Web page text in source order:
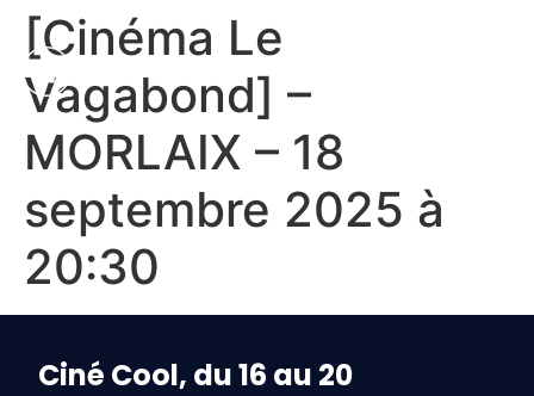
[Cinéma Le
Vagabond] –
MORLAIX – 18
septembre 2025 à
20:30
Ciné Cool, du 16 au 20